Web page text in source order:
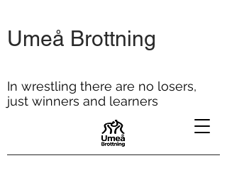
In wrestling there are no losers,
just winners and learners
Umeå Brottning